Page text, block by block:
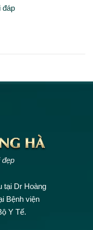
đáp
đẹp
tại Dr Hoàng
Bệnh viện
Y Tế.